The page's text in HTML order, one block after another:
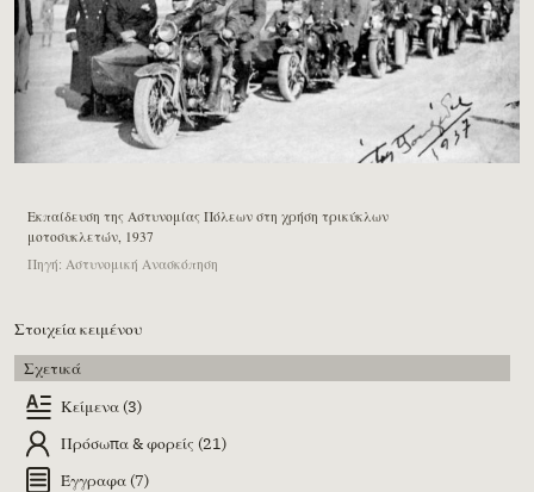
Στοιχεία κειμένου
Σχετικά
Κείμενα (3)
Πρόσωπα & φορείς (21)
Έγγραφα (7)
Εκπαίδευση της Αστυνομίας Πόλεων στη χρήση τρικύκλων
μοτοσυκλετών, 1937
Πηγή: Αστυνομική Ανασκόπηση